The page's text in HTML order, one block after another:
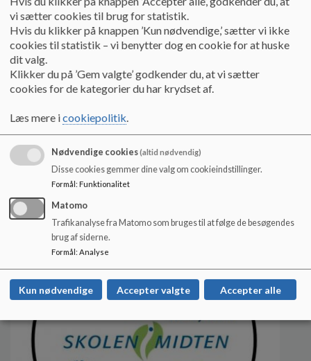
Værdigrundlag
relationer og kreativitet. Sammen udgør de
grundlaget for vores skole og er vores afsæt for
læring. Respekt betyder for os, at der er plads til
forskellighed, og vi har tillid til og taler ordentligt til
hinanden. Vi møder andre i positivt samarbejde og
hjælper hinanden i det, der er svært.
Læs mere
vi sætter cookies til brug for statistik.
Hvis du klikker på knappen ’Kun nødvendige,’ sætter vi ikke
cookies til statistik – vi benytter dog en cookie for at huske
dit valg.
Klikker du på ’Gem valgte’ godkender du, at vi sætter
cookies for de kategorier du har krydset af.
Læs mere icookiepolitik.
Nødvendige cookies(altid nødvendig)
Disse cookies gemmer dine valg om cookieindstillinger.
Formål : Funktionalitet
Matomo
Trafikanalyse fra Matomo som bruges til at følge de besøgendes
brug af siderne.
Formål: Analyse
Kun nødvendige Accepter valgte Accepter alle